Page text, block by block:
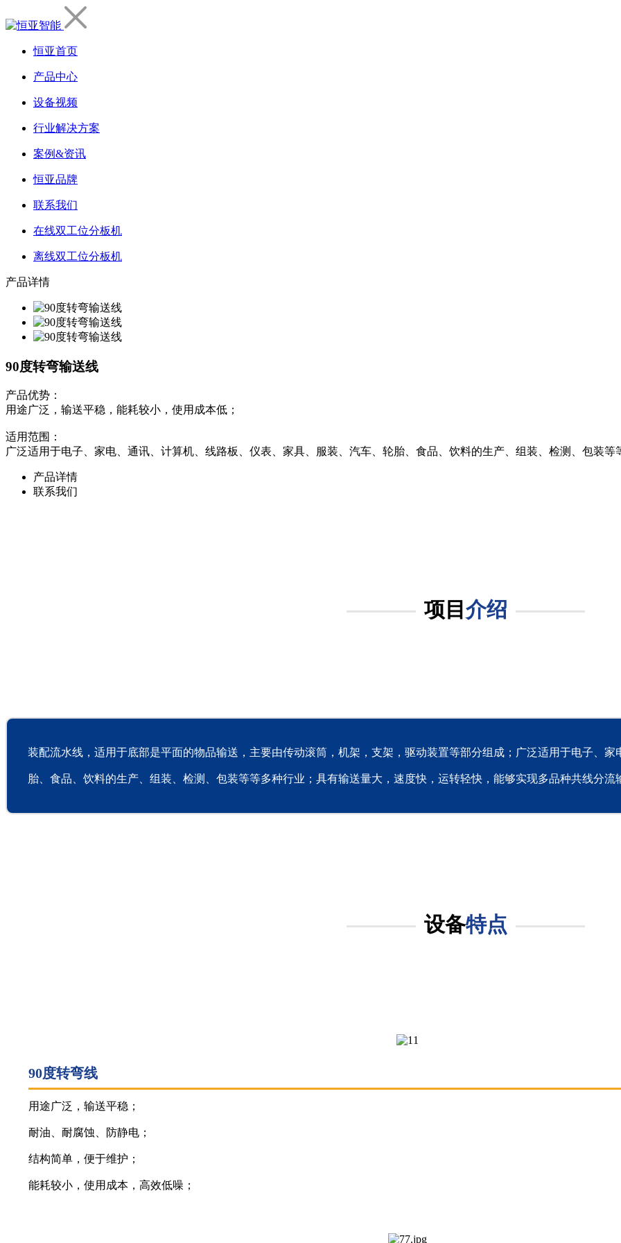
恒亚首页
产品中心
设备视频
行业解决方案
案例&资讯
恒亚品牌
联系我们
在线双工位分板机
离线双工位分板机
产品详情
90度转弯输送线
产品优势：
用途广泛，输送平稳，能耗较小，使用成本低；
适用范围：
广泛适用于电子、家电、通讯、计算机、线路板、仪表、家具、服装、汽车、轮胎、食品、饮料的生产、组装、检测、包装等
产品详情
联系我们
项目 介绍
装配流水线，适用于底部是平面的物品输送，主要由传动滚筒，机架，支架，驱动装置等部分组成；广泛适用于电子、
胎、食品、饮料的生产、组装、检测、包装等等多种行业；具有输送量大，速度快，运转轻快，能够实现多品种共线分流
设备特点
90度转弯线
用途广泛，输送平稳；
耐油、耐腐蚀、防静电；
结构简单，便于维护；
能耗较小，使用成本，高效低噪；